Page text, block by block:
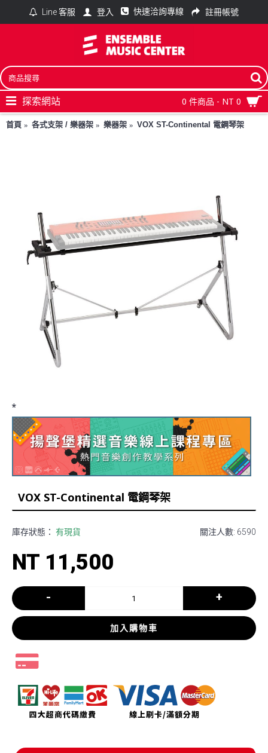
Line 客服 登入 快速洽詢專線 註冊帳號
0 件商品 - NT 0
探索網站
首頁 各式支架 / 樂器架 樂器架 VOX ST-Continental 電鋼琴架
*
VOX ST-Continental 電鋼琴架
關注人數: 6590
庫存狀態： 有現貨
NT 11,500
- +
加入購物車